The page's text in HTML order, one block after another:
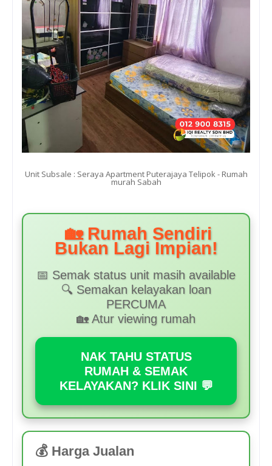
Unit Subsale : Seraya Apartment Puterajaya Telipok - Rumah
murah Sabah
🏡 Rumah Sendiri
Bukan Lagi Impian!
📅 Semak status unit masih available
🔍 Semakan kelayakan loan
PERCUMA
🏡 Atur viewing rumah
NAK TAHU STATUS
RUMAH & SEMAK
KELAYAKAN? KLIK SINI 💬
💰 Harga Jualan